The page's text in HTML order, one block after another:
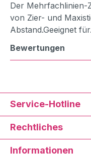
Der Mehrfachlinien-
von Zier- und
Abstand.Geeignet
Bewertungen
Service-Hotline
Rechtliches
Informationen